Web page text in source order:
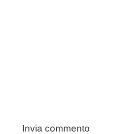
Invia commento